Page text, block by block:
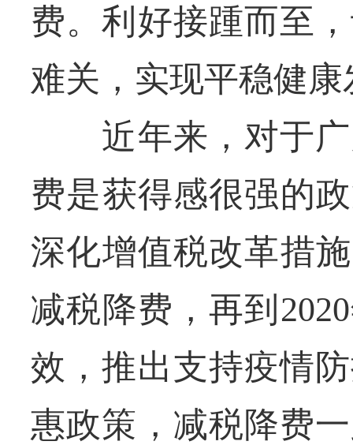
费。利好接踵而至
难关，实现平稳健康
近年来，对于广
费是获得感很强的
深化增值税改革措
减税降费，再到
效，推出支持疫情
惠政策，减税降费